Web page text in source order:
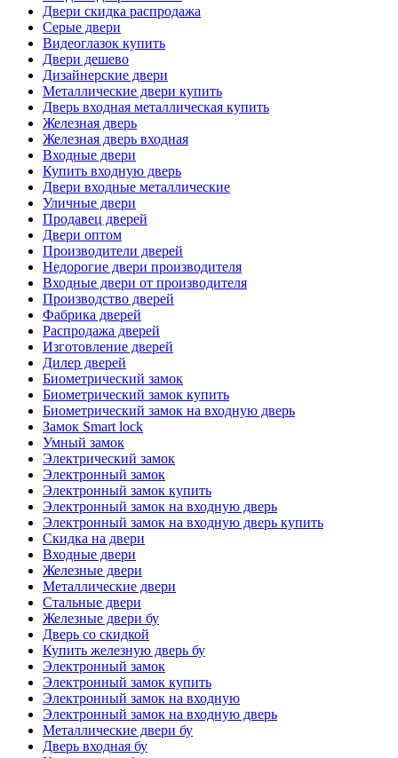
Двери скидка распродажа
Серые двери
Видеоглазок купить
Двери дешево
Дизайнерские двери
Металлические двери купить
Дверь входная металлическая купить
Железная дверь
Железная дверь входная
Входные двери
Купить входную дверь
Двери входные металлические
Уличные двери
Продавец дверей
Двери оптом
Производители дверей
Недорогие двери производителя
Входные двери от производителя
Производство дверей
Фабрика дверей
Распродажа дверей
Изготовление дверей
Дилер дверей
Биометрический замок
Биометрический замок купить
Биометрический замок на входную дверь
Замок Smart lock
Умный замок
Электрический замок
Электронный замок
Электронный замок купить
Электронный замок на входную дверь
Электронный замок на входную дверь купить
Скидка на двери
Входные двери
Железные двери
Металлические двери
Стальные двери
Железные двери бу
Дверь со скидкой
Купить железную дверь бу
Электронный замок
Электронный замок купить
Электронный замок на входную
Электронный замок на входную дверь
Металлические двери бу
Дверь входная бу